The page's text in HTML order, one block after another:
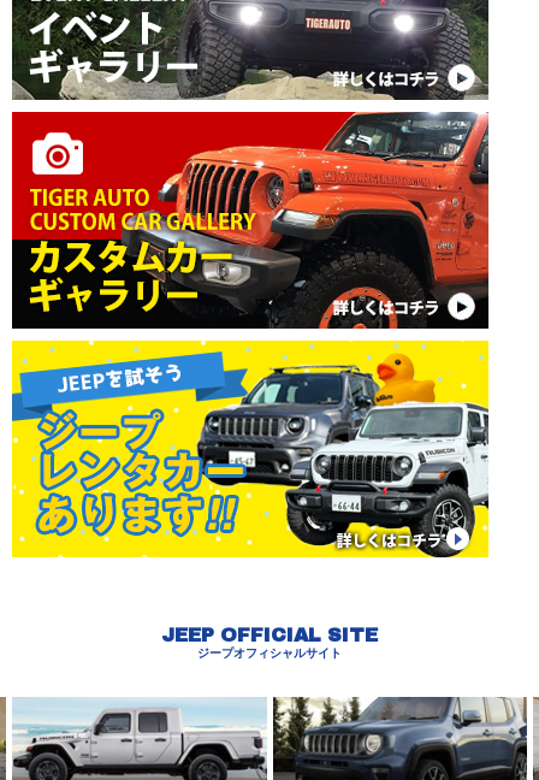
JEEP OFFICIAL SITE
ジープオフィシャルサイト